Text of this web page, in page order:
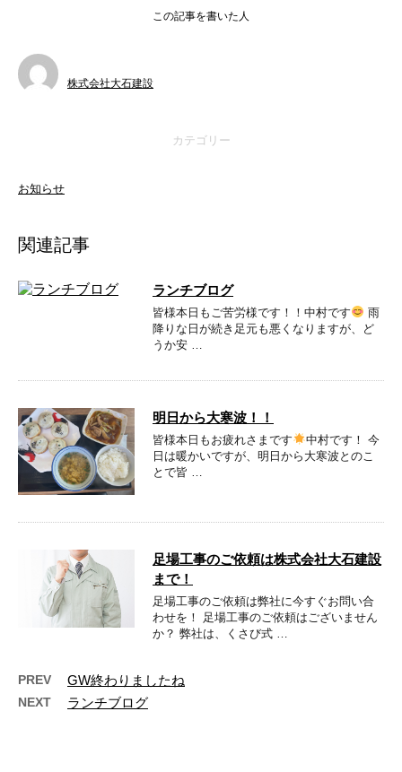
この記事を書いた人
株式会社大石建設
カテゴリー
お知らせ
関連記事
ランチブログ
皆様本日もご苦労様です！！中村です
雨
降りな日が続き足元も悪くなりますが、ど
うか安 …
明日から大寒波！！
皆様本日もお疲れさまです
中村です！ 今
日は暖かいですが、明日から大寒波とのこ
とで皆 …
足場工事のご依頼は株式会社大石建設
まで！
足場工事のご依頼は弊社に今すぐお問い合
わせを！ 足場工事のご依頼はございません
か？ 弊社は、くさび式 …
PREV GW終わりましたね
NEXT ランチブログ